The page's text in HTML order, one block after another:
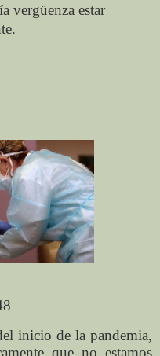
vergüenza estar
inicio de la pandemia,
que no estamos